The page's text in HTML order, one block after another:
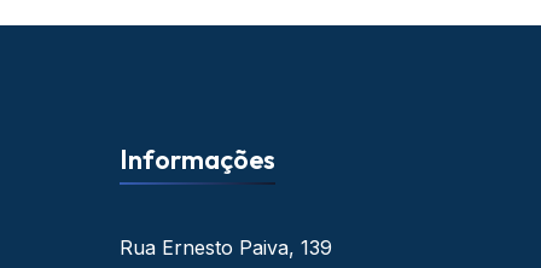
Informações
Rua Ernesto Paiva, 139